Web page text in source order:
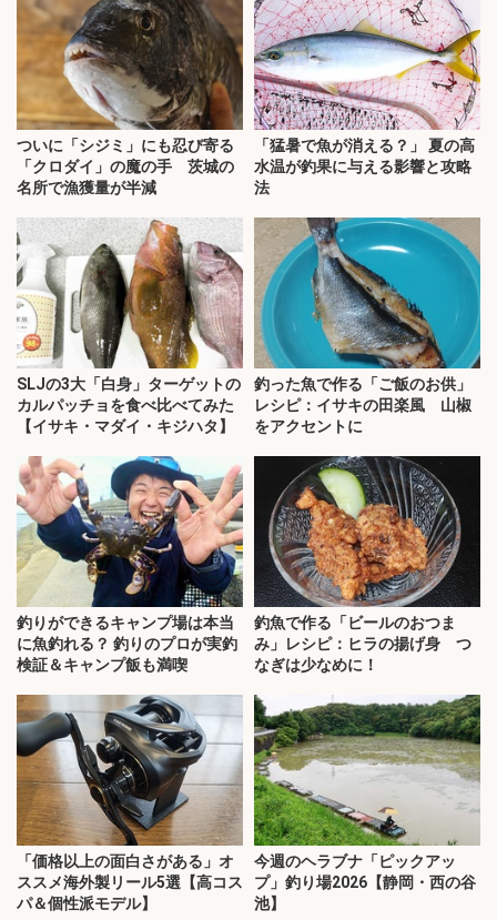
ついに「シジミ」にも忍び寄る
「クロダイ」の魔の手 茨城の
名所で漁獲量が半減
「猛暑で魚が消える？」 夏の高
水温が釣果に与える影響と攻略
法
SLJの3大「白身」ターゲットの
カルパッチョを食べ比べてみた
【イサキ・マダイ・キジハタ】
釣った魚で作る「ご飯のお供」
レシピ：イサキの田楽風 山椒
をアクセントに
釣りができるキャンプ場は本当
に魚釣れる？ 釣りのプロが実釣
検証＆キャンプ飯も満喫
釣魚で作る「ビールのおつま
み」レシピ：ヒラの揚げ身 つ
なぎは少なめに！
「価格以上の面白さがある」オ
ススメ海外製リール5選【高コス
パ＆個性派モデル】
今週のヘラブナ「ピックアッ
プ」釣り場2026【静岡・西の谷
池】